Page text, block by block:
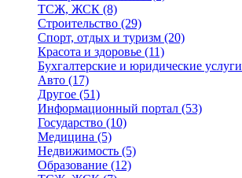
ТСЖ, ЖСК (8)
Строительство (29)
Спорт, отдых и туризм (20)
Красота и здоровье (11)
Бухгалтерские и юридические услуги
Авто (17)
Другое (51)
Информационный портал (53)
Государство (10)
Медицина (5)
Недвижимость (5)
Образование (12)